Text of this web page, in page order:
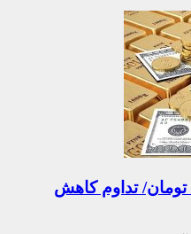
دلار در بازار آزاد ۶۶ هزار و ۵۰ تومان/ تداوم کاهش